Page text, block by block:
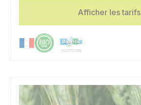
Afficher les tarifs